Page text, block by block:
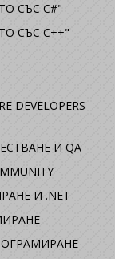
СЪС C#"
СЪС C++"
DEVELOPERS
И QA
И .NET